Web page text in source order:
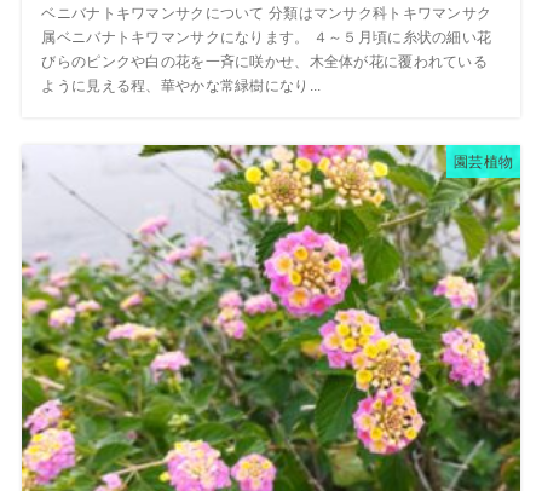
ベニバナトキワマンサクについて 分類はマンサク科トキワマンサク
属ベニバナトキワマンサクになります。 ４～５月頃に糸状の細い花
びらのピンクや白の花を一斉に咲かせ、木全体が花に覆われている
ように見える程、華やかな常緑樹になり...
園芸植物